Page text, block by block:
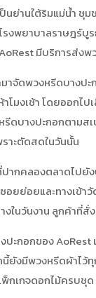
นย่านใต้ริมแม่น้ำ ชุ
รงพยาบาลราษฎร์
มีบริการส่ง
าจัดพวงหรีดบางปะ
โมงเช้า โดยออกไ
รีดบางปะกอกตาม
าะตัดสดในวันนั้น
ปากคลองตลาดไปยั
อยย่อยและทางเข้
งในวันงาน ลูกค้าที่
ปะกอกของ
ยังมีพวงหรีดผ้าไว้
กเกจดอกไม้ครบชุ